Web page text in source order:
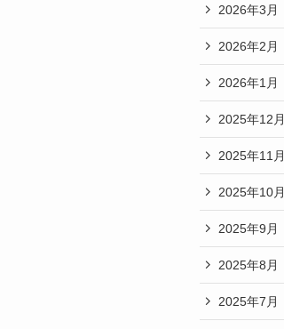
2026年3月
2026年2月
2026年1月
2025年12月
2025年11月
2025年10月
2025年9月
2025年8月
2025年7月